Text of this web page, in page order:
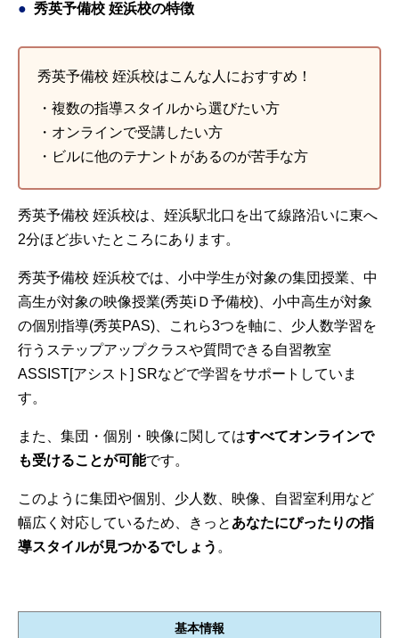
秀英予備校 姪浜校の特徴
秀英予備校 姪浜校はこんな人におすすめ！
・複数の指導スタイルから選びたい方
・オンラインで受講したい方
・ビルに他のテナントがあるのが苦手な方
秀英予備校 姪浜校は、姪浜駅北口を出て線路沿いに東へ
2分ほど歩いたところにあります。
秀英予備校 姪浜校では、小中学生が対象の集団授業、中
高生が対象の映像授業(秀英iＤ予備校)、小中高生が対象
の個別指導(秀英PAS)、これら3つを軸に、少人数学習を
行うステップアップクラスや質問できる自習教室
ASSIST[アシスト] SRなどで学習をサポートしていま
す。
また、集団・個別・映像に関してはすべてオンラインで
も受けることが可能です。
このように集団や個別、少人数、映像、自習室利用など
幅広く対応しているため、きっと あなたにぴったりの指
導スタイルが見つかるでしょう 。
基本情報